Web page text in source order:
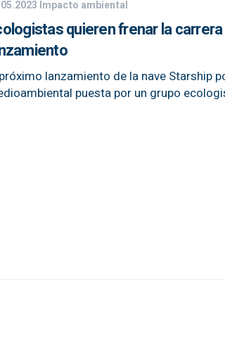
Impacto ambiental
quieren frenar la
lanzamiento de la nave Starship
puesta por un grupo